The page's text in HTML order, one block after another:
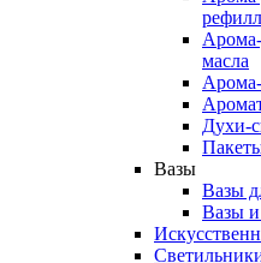
масла
Духи-
Вазы
Вазы
Вазы и